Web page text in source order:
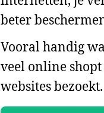
beter
Vooral handig
veel online
websites bezoekt.